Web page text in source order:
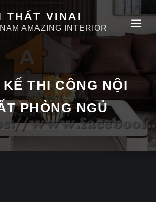
THẤT VINAI
AMAZING INTERIOR
THI CÔNG NỘI
PHÒNG NGỦ